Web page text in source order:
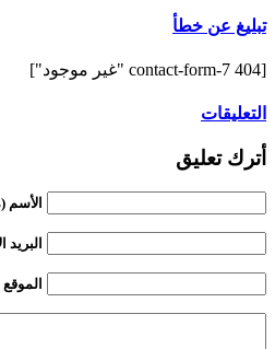
تبليغ عن خطأ
[contact-form-7 404 "غير موجود"]
التعليقات
أترك تعليق
الأسم